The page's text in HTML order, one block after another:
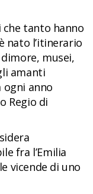
tanto hanno
nato l’itinerario
musei,
amanti
ogni anno
Regio di
fra l’Emilia
vicende di uno